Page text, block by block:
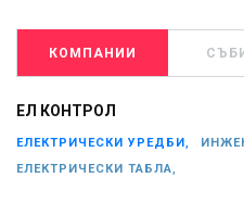
КОМПАНИИ
ЕЛ КОНТРОЛ
ЕЛЕКТРИЧЕСКИ УРЕДБИ,
ЕЛЕКТРИЧЕСКИ ТАБЛА,